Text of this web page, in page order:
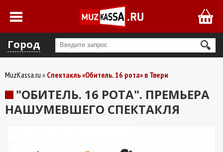
Город
MuzKassa.ru Спектакль «Обитель. 16 рота» в Твери
"ОБИТЕЛЬ. 16 РОТА". ПРЕМЬЕРА
НАШУМЕВШЕГО СПЕКТАКЛЯ